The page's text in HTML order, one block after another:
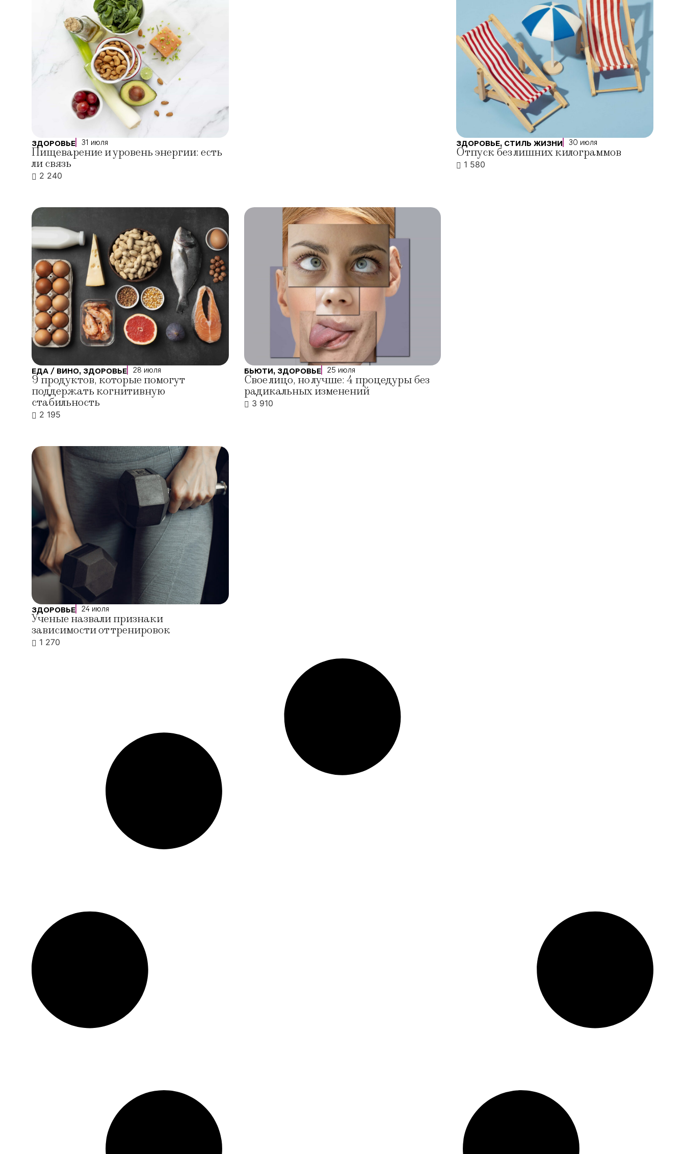
ЗДОРОВЬЕ 31 июля
Пищеварение и уровень энергии: есть
ли связь
2 240
ЗДОРОВЬЕ, СТИЛЬ ЖИЗНИ 30 июля
Отпуск без лишних килограммов
1 580
ЕДА / ВИНО, ЗДОРОВЬЕ 28 июля
9 продуктов, которые помогут
поддержать когнитивную
стабильность
2 195
БЬЮТИ, ЗДОРОВЬЕ 25 июля
Свое лицо, но лучше: 4 процедуры без
радикальных изменений
3 910
ЗДОРОВЬЕ 24 июля
Ученые назвали признаки
зависимости от тренировок
1 270